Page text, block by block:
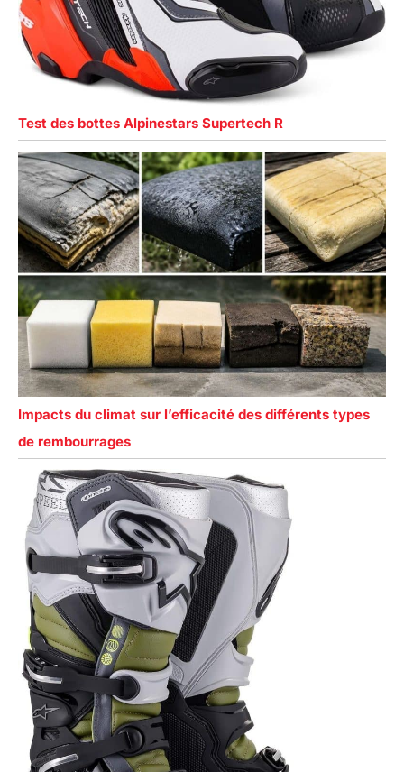
Test des bottes Alpinestars Supertech R
Impacts du climat sur l’efficacité des différents types
de rembourrages